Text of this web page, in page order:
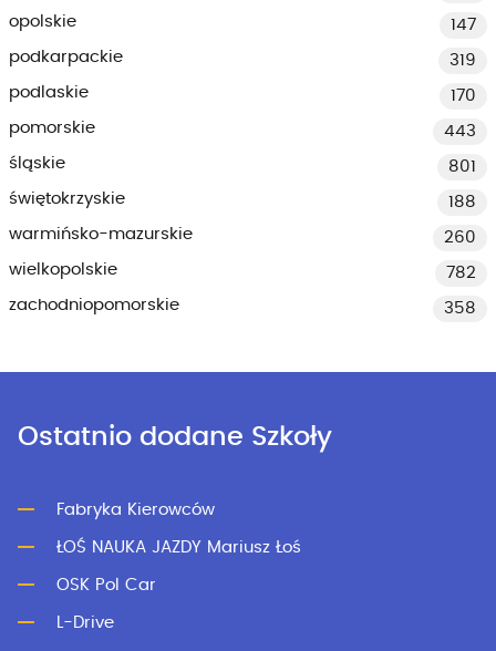
opolskie
147
podkarpackie
319
podlaskie
170
pomorskie
443
śląskie
801
świętokrzyskie
188
warmińsko-mazurskie
260
wielkopolskie
782
zachodniopomorskie
358
Ostatnio dodane Szkoły
Fabryka Kierowców
ŁOŚ NAUKA JAZDY Mariusz Łoś
OSK Pol Car
L-Drive